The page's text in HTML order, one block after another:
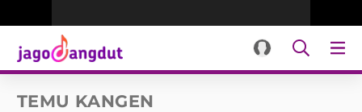
TEMU KANGEN